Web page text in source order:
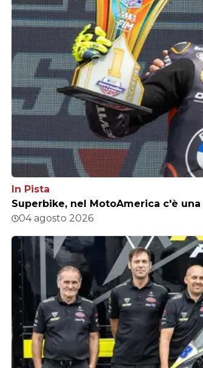
In Pista
Superbike, nel MotoAmerica c'è
04 agosto 2026